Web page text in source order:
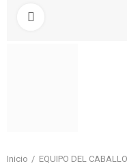
Inicio
EQUIPO DEL CABALLO